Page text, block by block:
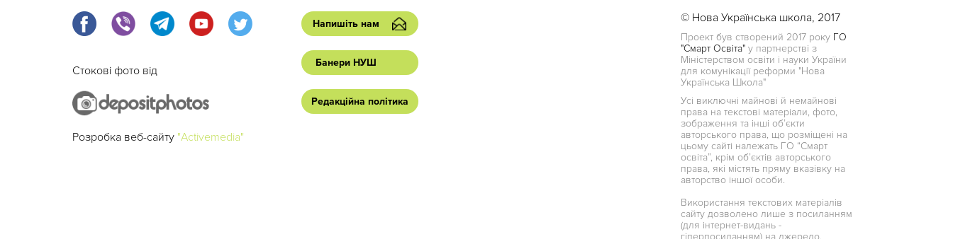
Стокові фото від
Розробка веб-сайту "Activemedia"
Напишіть нам
Банери НУШ
Редакційна політика
© Нова Українська школа, 2017
Проект був створений 2017 року ГО
"Смарт Освіта" у партнерстві з
Міністерством освіти і науки України
для комунікації реформи "Нова
Українська Школа"
Усі виключні майнові й немайнові
права на текстові матеріали, фото,
зображення та інші об’єкти
авторського права, що розміщені на
цьому сайті належать ГО “Смарт
освіта”, крім об’єктів авторського
права, які містять пряму вказівку на
авторство іншої особи.
Використання текстових матеріалів
сайту дозволено лише з посиланням
(для інтернет-видань -